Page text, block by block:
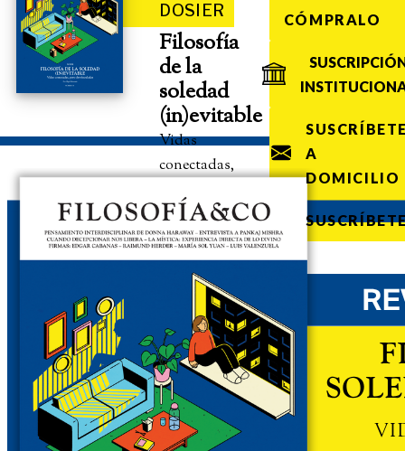
DOSIER
Filosofía
de la
soledad
(in)evitable
Vidas
conectadas,
desvinculadas
CÓMPRALO
A
DOMICILIO